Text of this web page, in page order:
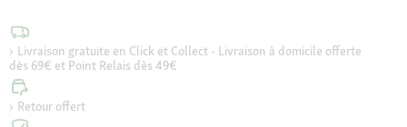
Livraison gratuite en Click et Collect - Livraison à domicile offerte
dès 69€ et Point Relais dès 49€
Retour offert